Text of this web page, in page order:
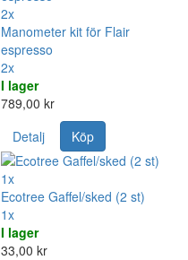
2x
Manometer kit för Flair
espresso
2x
I lager
789,00 kr
Detalj
Köp
1x
Ecotree Gaffel/sked (2 st)
1x
I lager
33,00 kr